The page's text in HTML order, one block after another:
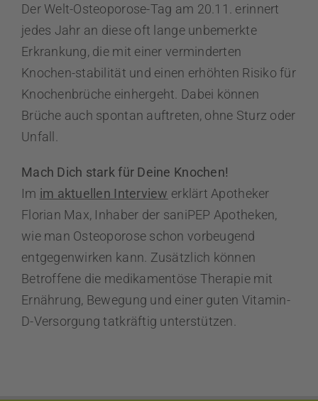
Der Welt-Osteoporose-Tag am 20.11. erinnert
jedes Jahr an diese oft lange unbemerkte
Erkrankung, die mit einer verminderten
Knochen-stabilität und einen erhöhten Risiko für
Knochenbrüche einhergeht. Dabei können
Brüche auch spontan auftreten, ohne Sturz oder
Unfall.
Mach Dich stark für Deine Knochen!
Im im aktuellen Interview erklärt Apotheker
Florian Max, Inhaber der saniPEP Apotheken,
wie man Osteoporose schon vorbeugend
entgegenwirken kann. Zusätzlich können
Betroffene die medikamentöse Therapie mit
Ernährung, Bewegung und einer guten Vitamin-
D-Versorgung tatkräftig unterstützen.